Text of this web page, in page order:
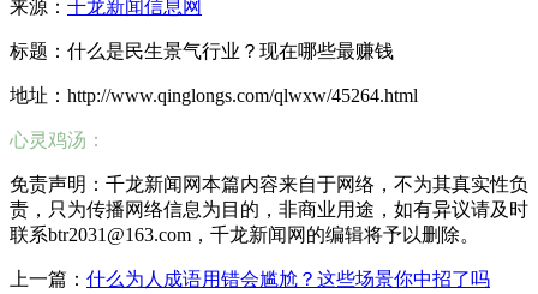
来源： 千龙新闻信息网
标题：什么是民生景气行业？现在哪些最赚钱
地址：http://www.qinglongs.com/qlwxw/45264.html
心灵鸡汤：
免责声明：千龙新闻网本篇内容来自于网络，不为其真实性负
责，只为传播网络信息为目的，非商业用途，如有异议请及时
联系btr2031@163.com，千龙新闻网的编辑将予以删除。
上一篇： 什么为人成语用错会尴尬？这些场景你中招了吗